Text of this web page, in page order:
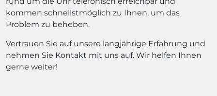
kommen schnellstmöglich zu Ihnen, um das
Problem zu beheben.
Vertrauen Sie auf unsere langjährige Erfahrung und
nehmen Sie Kontakt mit uns auf. Wir helfen Ihnen
gerne weiter!